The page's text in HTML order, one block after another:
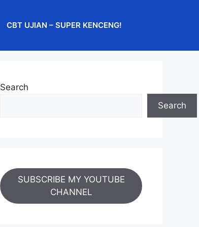
CBT UJIAN – SUPER KENCENG!
Search
Search
SUBSCRIBE MY YOUTUBE
CHANNEL